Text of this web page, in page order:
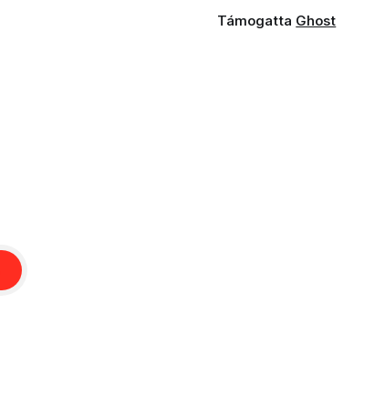
Támogatta Ghost